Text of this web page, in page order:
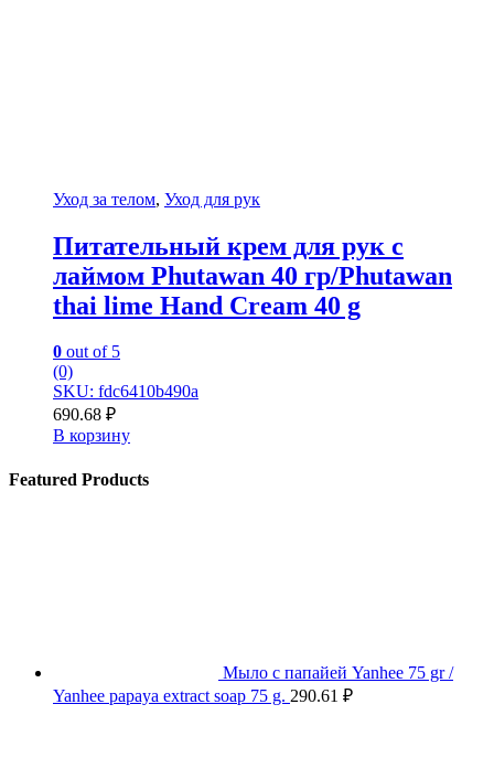
Уход за телом, Уход для рук
Питательный крем для рук c
лаймом Phutawan 40 гр/Phutawan
thai lime Hand Cream 40 g
0 out of 5
(0)
SKU: fdc6410b490a
690.68 ₽
В корзину
Featured Products
Мыло с папайей Yanhee 75 gr /
Yanhee papaya extract soap 75 g. 290.61 ₽